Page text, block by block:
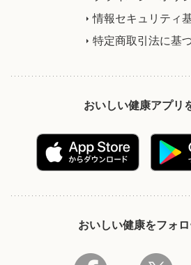
情報セキュリティ
特定商取引法に基
おいしい健康アプリ
おいしい健康をフォ